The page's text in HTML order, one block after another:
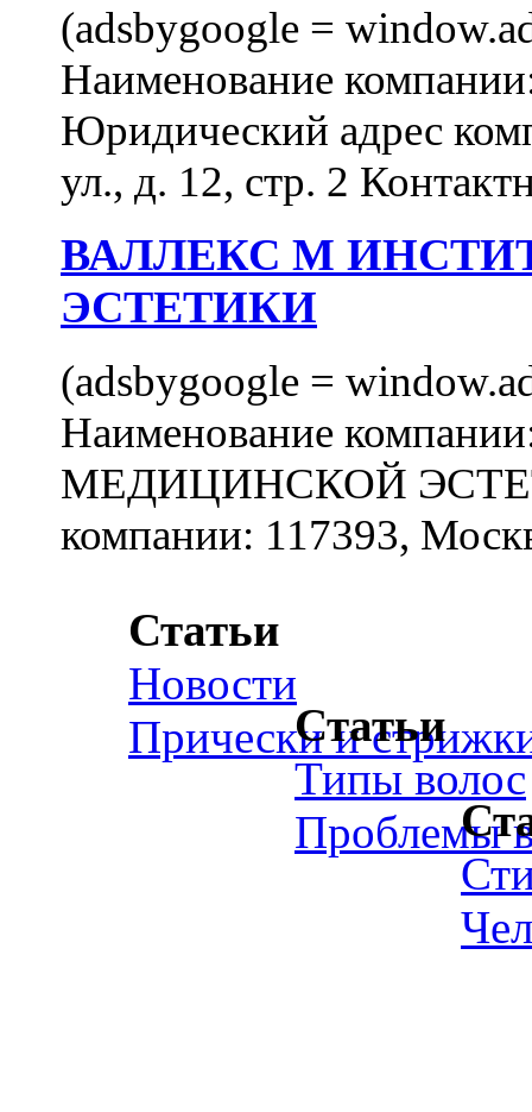
(adsbygoogle =
Наименование
Юридический адрес
ул., д. 12, стр. 2
ВАЛЛЕКС М
ЭСТЕТИКИ
(adsbygoogle =
Наименование
МЕДИЦИНСКОЙ
компании: 117393,
Статьи
Новости
Прически иСтатьи
Типы волос
Проблемы